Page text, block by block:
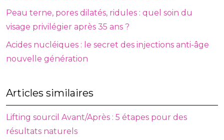
Peau terne, pores dilatés, ridules : quel soin du
visage privilégier après 35 ans ?
Acides nucléiques : le secret des injections anti-âge
nouvelle génération
Articles similaires
Lifting sourcil Avant/Après : 5 étapes pour des
résultats naturels